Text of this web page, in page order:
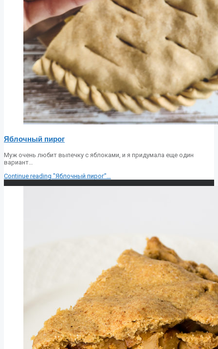
Яблочный пирог
Муж очень любит выпечку с яблоками, и я придумала еще один
вариант…
Continue reading "Яблочный пирог"…